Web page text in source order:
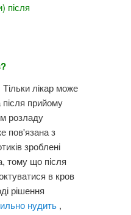
після
лікар може
прийому
розладу
пов'язана з
зроблені
тому що після
в кров
рішення
нудить ,